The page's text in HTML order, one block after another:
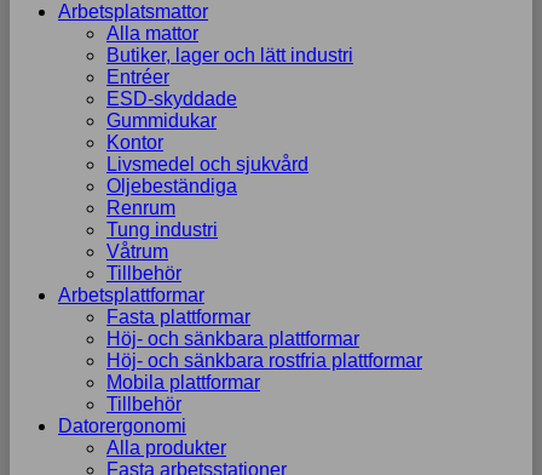
Arbetsplatsmattor
Alla mattor
Butiker, lager och lätt industri
Entréer
ESD-skyddade
Gummidukar
Kontor
Livsmedel och sjukvård
Oljebeständiga
Renrum
Tung industri
Våtrum
Tillbehör
Arbetsplattformar
Fasta plattformar
Höj- och sänkbara plattformar
Höj- och sänkbara rostfria plattformar
Mobila plattformar
Tillbehör
Datorergonomi
Alla produkter
Fasta arbetsstationer